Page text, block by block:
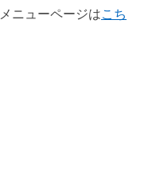
ニューページはこち